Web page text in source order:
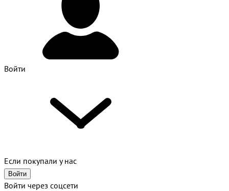
Войти
Если покупали у нас
Войти
Войти через соцсети